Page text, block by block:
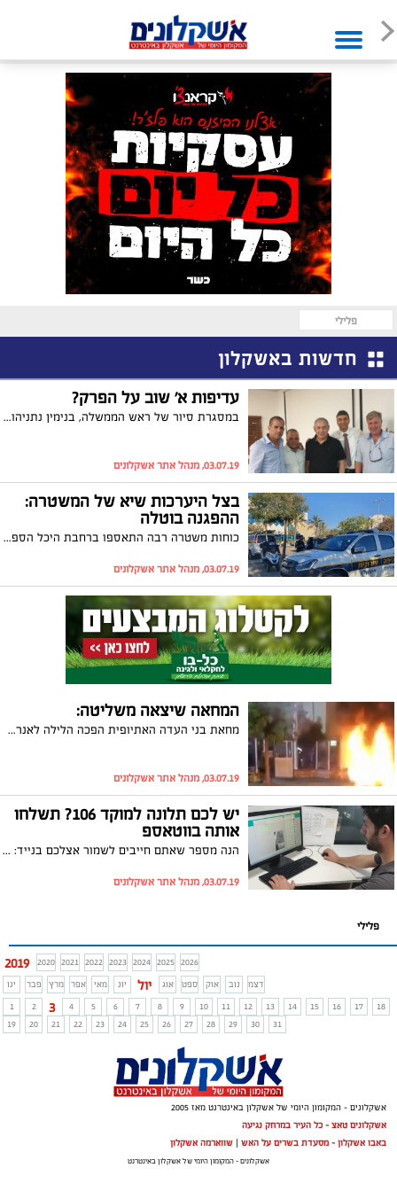
פלילי
חדשות באשקלון
עדיפות א' שוב על הפרק?
במסגרת סיור של ראש הממשלה, בנימין נתניהו בדרום, הוא נפגש עם ראשי הרשויות.גם ראש עיריית אשקלון, תומר גלאם, השתתף והעלה את הדרישה לאזור עדיפות א' לתושבי העיר
03.07.19, מנהל אתר אשקלונים
בצל היערכות שיא של המשטרה:
ההפגנה בוטלה
כוחות משטרה רבה התאספו ברחבת היכל הספורט, אך המפגינים לא הגיעו. במשטרה העדיפו שלא לקחת סיכונים וחששו ממימד ההפתעה
03.07.19, מנהל אתר אשקלונים
המחאה שיצאה משליטה:
מחאת בני העדה האתיופית הפכה הלילה לאנרכיה מוחלטת גם באשקלון. מפגינים החלו להתפרע מול תחנת המשטרה בעיר, הבעירו חפצים וניפצו חלון של אחת המסעדות הסמוכות. 20 מפגינים נעצרו ונלקחו לחקירה. גם היום (רביעי), מאיימים המפגינים כי יחסמו כבישים באשקלון
03.07.19, מנהל אתר אשקלונים
יש לכם תלונה למוקד 106? תשלחו
אותה בווטאספ
הנה מספר שאתם חייבים לשמור אצלכם בנייד: 054-9908011 באמצעותו תוכלו לפנות ישירות לנציגי השירות במוקד 106 על כל מפגע, תקלה או שאלה
03.07.19, מנהל אתר אשקלונים
פלילי
2019 2020 2021 2022 2023 2024 2025 2026
ינו
פבר מרץ אפר מאי יונ יול אוג ספט אוק נוב
דצמ
1
2 3 4 5 6 7 8 9 10 11 12 13 14 15 16 17
18
19
20 21 22 23 24 25 26 27 28 29 30 31
אשקלונים - המקומון היומי של אשקלון באינטרנט מאז 2005
אשקלונים טאצ - כל העיר במרחק נגיעה
באבו אשקלון - מסעדת בשרים על האש | שווארמה אשקלון
אשקלונים - המקומון היומי של אשקלון באינטרנט